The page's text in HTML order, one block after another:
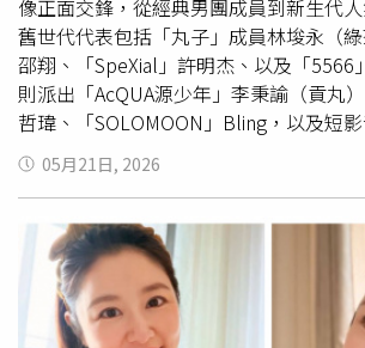
帶設計，把比例偷偷拉長，小個子女孩
管搭襪子、短裙還是寬褲都完全沒違和
Y2K辣妹都能駕馭，難怪社群已經開始狂
提供）MelissaX SUSAN FANG：仙氣花
如果屬於「浪漫派女孩」，那Melissa與
真的會讓人瞬間淪陷。向來以夢幻花卉
SUSAN FANG，這次直接把果凍鞋變成
睛的「果凍花朵T字瑪莉珍鞋」，透亮鞋
理與T字輪廓，整雙鞋像把夏天花園穿上
氣飄出來的感覺。（圖／品牌提供）而
瑪莉珍鞋，更透過漸層果凍材質、雕花
飾，把浪漫感直接拉滿。最厲害的是，
像正面交鋒，從經典男團成員到新生代
舊世代代表包括「丸子」成員林埈永（綠
邵翔、「SpeXial」許明杰、以及「5566
則派出「AcQUA源少年」李秉諭（貢丸
哲瑋、「SOLOMOON」Bling，以及短
「恐龍偶像」同場較勁。節目一開場火
丸現場大秀舞技後，綠茶也立刻不服輸
偶像氣場；董哲瑋與Bling則開金嗓飆歌
更直接Cue男團5566成員彭小刀上身，
〈無所謂〉唱跳演出，讓身為56粉絲許
代偶像同框掀起回憶殺。綠茶比賽因太
絆倒摔得四腳朝天，笑翻所有人。（圖
05月21日, 2026